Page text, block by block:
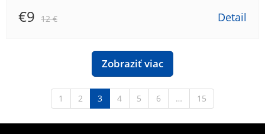
€9 12 € Detail
Zobraziť viac
1 2 3 4 5 6 … 15